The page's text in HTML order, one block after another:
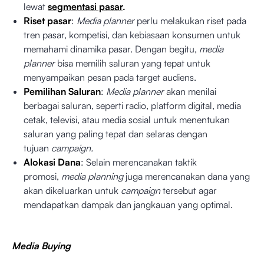
lewat segmentasi pasar.
Riset pasar: Media plannerperlu melakukan riset pada
tren pasar, kompetisi, dan kebiasaan konsumen untuk
memahami dinamika pasar. Dengan begitu, media
plannerbisa memilih saluran yang tepat untuk
menyampaikan pesan pada target audiens.
Pemilihan Saluran: Media plannerakan menilai
berbagai saluran, seperti radio, platform digital, media
cetak, televisi, atau media sosial untuk menentukan
saluran yang paling tepat dan selaras dengan
tujuan campaign.
Alokasi Dana: Selain merencanakan taktik
promosi, media planningjuga merencanakan dana yang
akan dikeluarkan untuk campaigntersebut agar
mendapatkan dampak dan jangkauan yang optimal.
Media Buying